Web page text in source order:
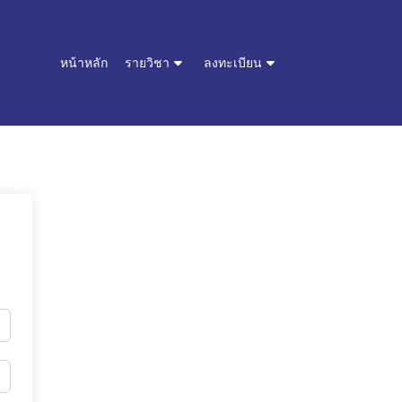
หน้าหลัก รายวิชา ลงทะเบียน